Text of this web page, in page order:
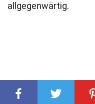
allgegenwärtig.